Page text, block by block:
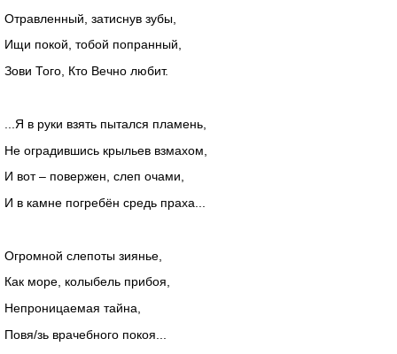
Отравленный, затиснув зубы,
Ищи покой, тобой попранный,
Зови Того, Кто Вечно любит.
...Я в руки взять пытался пламень,
Не оградившись крыльев взмахом,
И вот – повержен, слеп очами,
И в камне погребён средь праха...
Огромной слепоты зиянье,
Как море, колыбель прибоя,
Непроницаемая тайна,
Повя/зь врачебного покоя...